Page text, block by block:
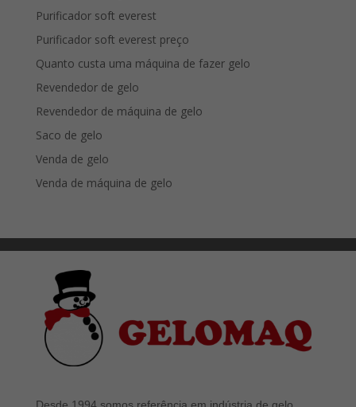
Purificador soft everest
Purificador soft everest preço
Quanto custa uma máquina de fazer gelo
Revendedor de gelo
Revendedor de máquina de gelo
Saco de gelo
Venda de gelo
Venda de máquina de gelo